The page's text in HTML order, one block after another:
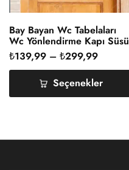
Bay Bayan Wc Tabelaları
Wc Yönlendirme Kapı Süsü
₺139,99 – ₺299,99
Seçenekler